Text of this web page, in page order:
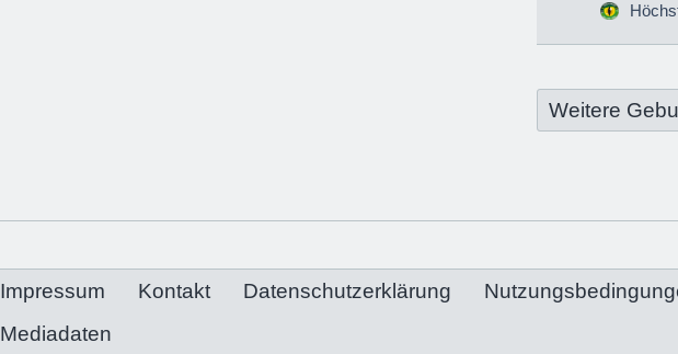
Weitere
Impressum Kontakt Datenschutzerklärung
Mediadaten